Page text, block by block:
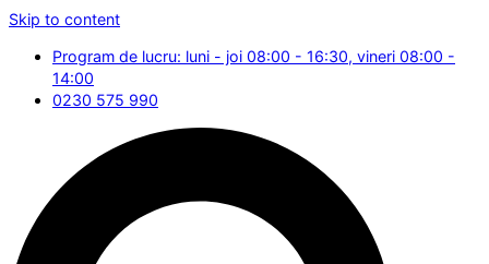
Skip to content
Program de lucru: luni - joi 08:00 - 16:30, vineri 08:00 -
14:00
0230 575 990